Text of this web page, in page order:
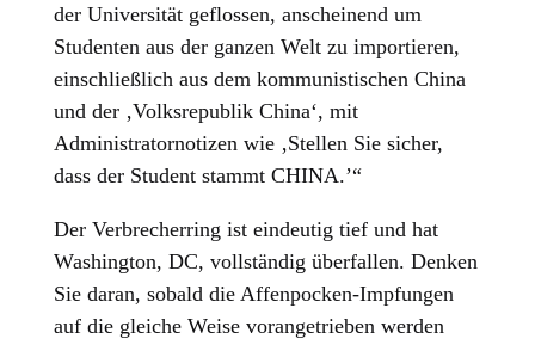
der Universität geflossen, anscheinend um
Studenten aus der ganzen Welt zu importieren,
einschließlich aus dem kommunistischen China
und der ‚Volksrepublik China‘, mit
Administratornotizen wie ‚Stellen Sie sicher,
dass der Student stammt CHINA.’“
Der Verbrecherring ist eindeutig tief und hat
Washington, DC, vollständig überfallen. Denken
Sie daran, sobald die Affenpocken-Impfungen
auf die gleiche Weise vorangetrieben werden